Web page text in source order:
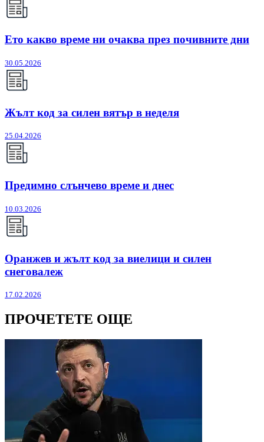
Ето какво време ни очаква през почивните дни
30.05.2026
Жълт код за силен вятър в неделя
25.04.2026
Предимно слънчево време и днес
10.03.2026
Оранжев и жълт код за виелици и силен
снеговалеж
17.02.2026
ПРОЧЕТЕТЕ ОЩЕ